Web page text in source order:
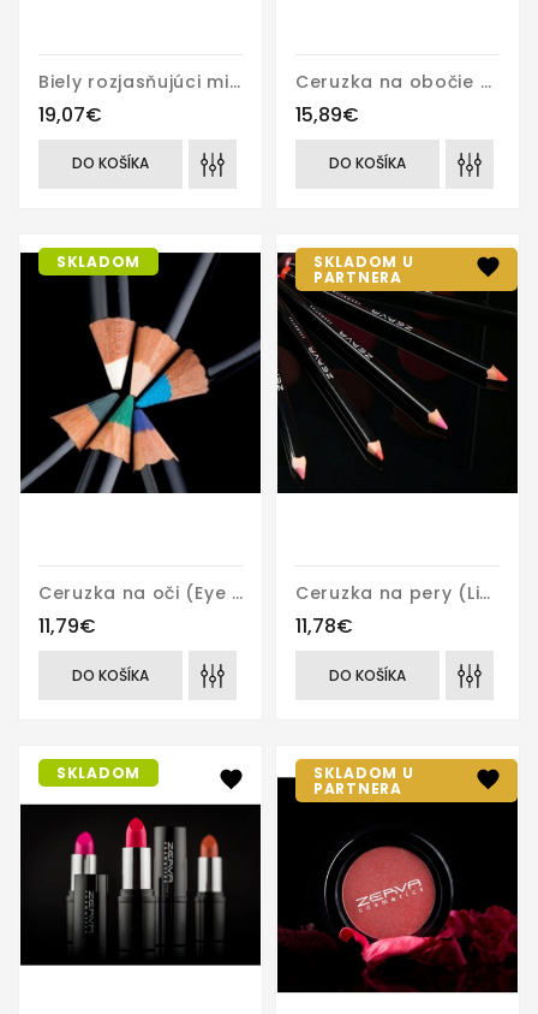
Biely rozjasňujúci minerálny púder (White shiny mineral powder)
19,07€
DO KOŠÍKA
Ceruzka na obočie s kefkou (Eye brow pencil)
15,89€
DO KOŠÍKA
SKLADOM
Ceruzka na oči (Eye pencil)
11,79€
DO KOŠÍKA
SKLADOM U
PARTNERA
Ceruzka na pery (Lip pencil)
11,78€
DO KOŠÍKA
SKLADOM SKLADOM U
PARTNERA